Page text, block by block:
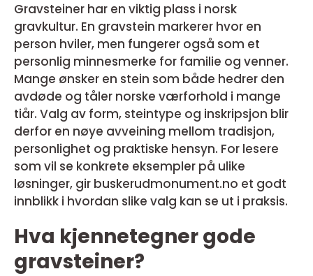
Gravsteiner har en viktig plass i norsk
gravkultur. En gravstein markerer hvor en
person hviler, men fungerer også som et
personlig minnesmerke for familie og venner.
Mange ønsker en stein som både hedrer den
avdøde og tåler norske værforhold i mange
tiår. Valg av form, steintype og inskripsjon blir
derfor en nøye avveining mellom tradisjon,
personlighet og praktiske hensyn. For lesere
som vil se konkrete eksempler på ulike
løsninger, gir buskerudmonument.no et godt
innblikk i hvordan slike valg kan se ut i praksis.
Hva kjennetegner gode
gravsteiner?